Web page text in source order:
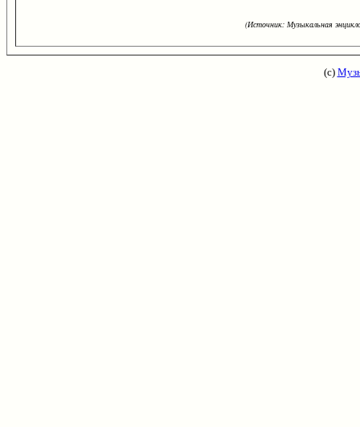
(Источник: Музыкальная
(с)